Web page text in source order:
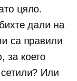
цяло.
дали на
са правили
за което
Или